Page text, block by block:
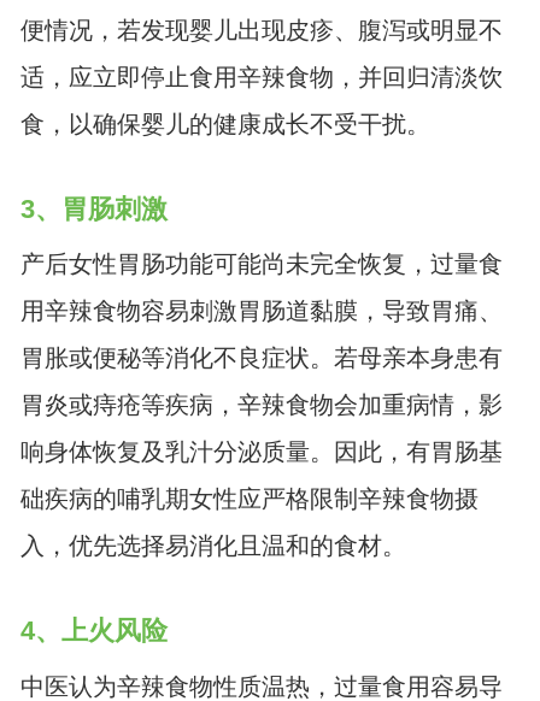
便情况，若发现婴儿出现皮疹、腹泻或明显不
适，应立即停止食用辛辣食物，并回归清淡饮
食，以确保婴儿的健康成长不受干扰。
3、胃肠刺激
产后女性胃肠功能可能尚未完全恢复，过量食
用辛辣食物容易刺激胃肠道黏膜，导致胃痛、
胃胀或便秘等消化不良症状。若母亲本身患有
胃炎或痔疮等疾病，辛辣食物会加重病情，影
响身体恢复及乳汁分泌质量。因此，有胃肠基
础疾病的哺乳期女性应严格限制辛辣食物摄
入，优先选择易消化且温和的食材。
4、 上火风险
中医认为辛辣食物性质温热，过量食用容易导